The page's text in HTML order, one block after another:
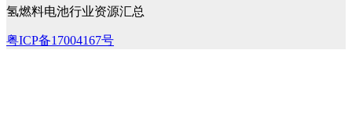
氢燃料电池行业资源汇总
粤ICP备17004167号